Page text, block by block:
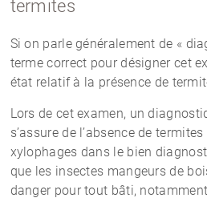
termites
Si on parle généralement de «
terme correct pour désigner cet
état relatif à la présence de
Lors de cet examen, un
s’assure de l’absence de
xylophages dans le bien
que les insectes mangeurs de
danger pour tout bâti,